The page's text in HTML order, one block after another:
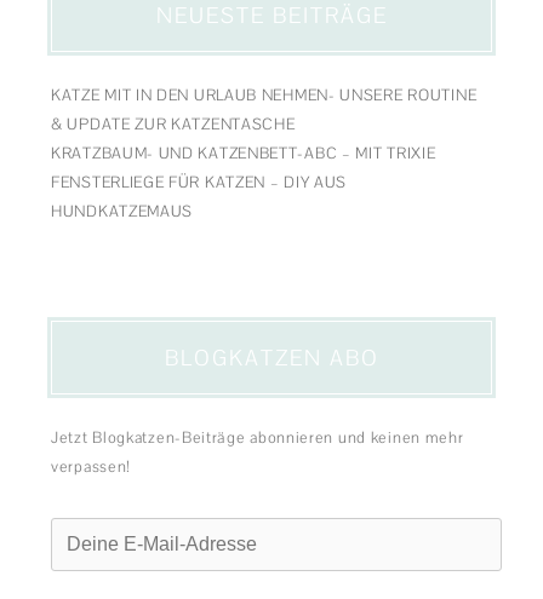
NEUESTE BEITRÄGE
KATZE MIT IN DEN URLAUB NEHMEN- UNSERE ROUTINE
& UPDATE ZUR KATZENTASCHE
KRATZBAUM- UND KATZENBETT-ABC – MIT TRIXIE
FENSTERLIEGE FÜR KATZEN – DIY AUS
HUNDKATZEMAUS
BLOGKATZEN ABO
Jetzt Blogkatzen-Beiträge abonnieren und keinen mehr
verpassen!
Deine